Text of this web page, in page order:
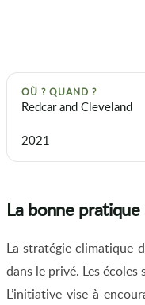
OÙ ? QUAND ?
Redcar and Cleveland
2021
La bonne
La stratégie climatique
dans le privé. Les
L’initiative vise à